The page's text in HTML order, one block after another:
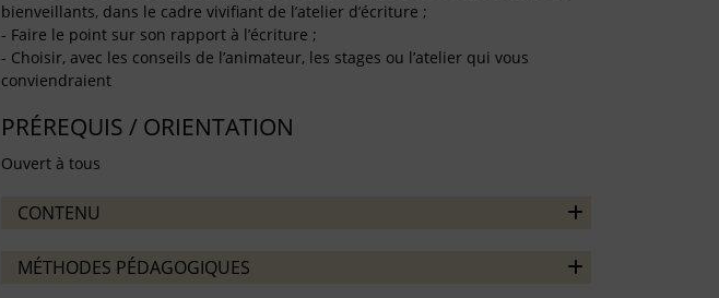
bienveillants, dans le cadre vivifiant de l’atelier d’écriture ;
- Faire le point sur son rapport à l’écriture ;
- Choisir, avec les conseils de l’animateur, les stages ou l’atelier qui vous
conviendraient
PRÉREQUIS / ORIENTATION
Ouvert à tous
CONTENU
MÉTHODES PÉDAGOGIQUES